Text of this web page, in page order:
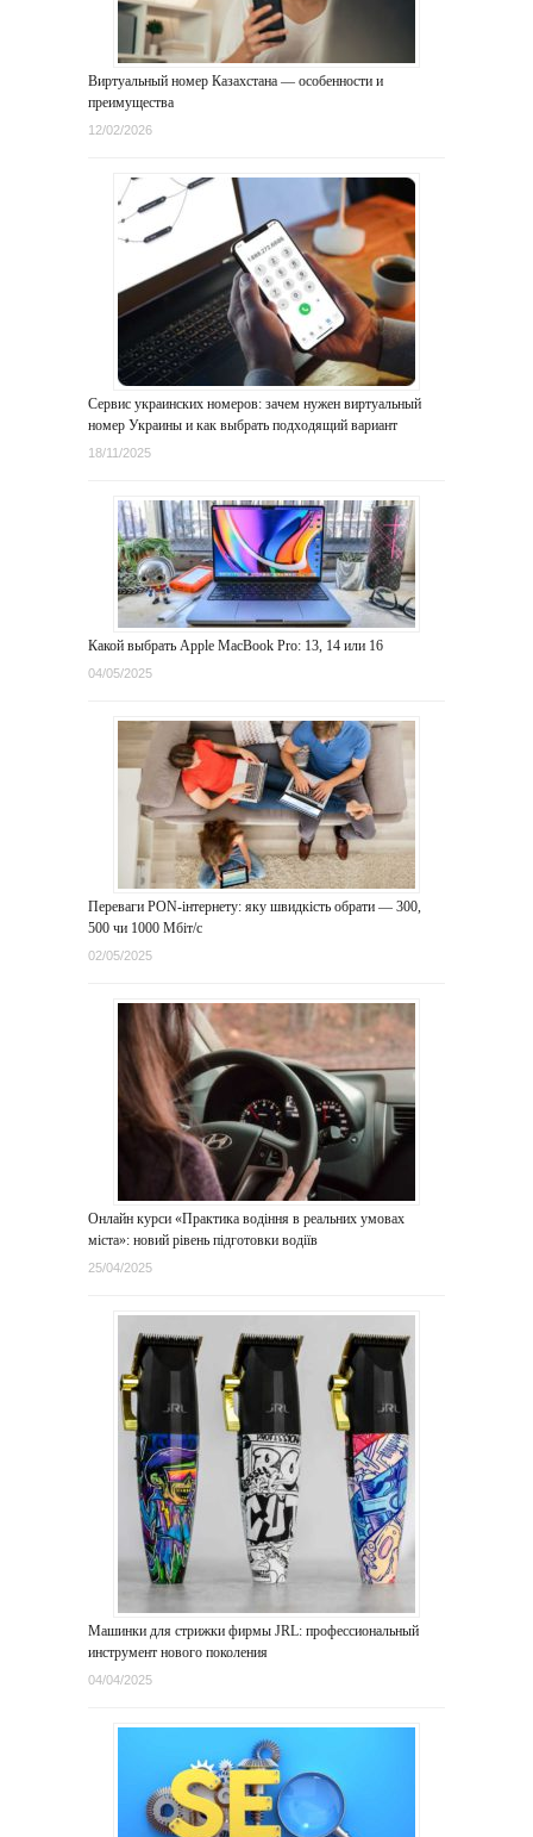
Виртуальный номер Казахстана — особенности и
преимущества
12/02/2026
Сервис украинских номеров: зачем нужен виртуальный
номер Украины и как выбрать подходящий вариант
18/11/2025
Какой выбрать Apple MacBook Pro: 13, 14 или 16
04/05/2025
Переваги PON-інтернету: яку швидкість обрати — 300,
500 чи 1000 Мбіт/с
02/05/2025
Онлайн курси «Практика водіння в реальних умовах
міста»: новий рівень підготовки водіїв
25/04/2025
Машинки для стрижки фирмы JRL: профессиональный
инструмент нового поколения
04/04/2025